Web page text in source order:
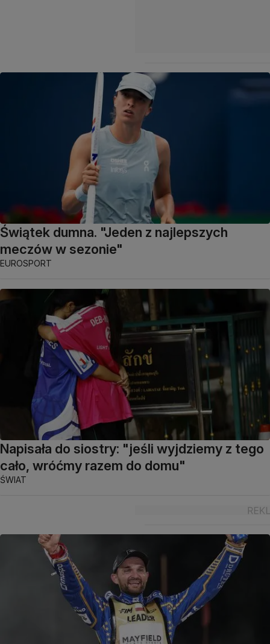
Świątek dumna. "Jeden z najlepszych
meczów w sezonie"
EUROSPORT
Napisała do siostry: "jeśli wyjdziemy z tego
cało, wróćmy razem do domu"
ŚWIAT